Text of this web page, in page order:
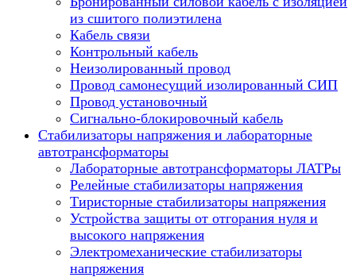
из сшитого полиэтилена
Кабель связи
Контрольный кабель
Неизолированный провод
Провод самонесущий изолированный СИП
Провод установочный
Сигнально-блокировочный кабель
Стабилизаторы напряжения и лабораторные
автотрансформаторы
Лабораторные автотрансформаторы ЛАТРы
Релейные стабилизаторы напряжения
Тиристорные стабилизаторы напряжения
Устройства защиты от отгорания нуля и
высокого напряжения
Электромеханические стабилизаторы
напряжения